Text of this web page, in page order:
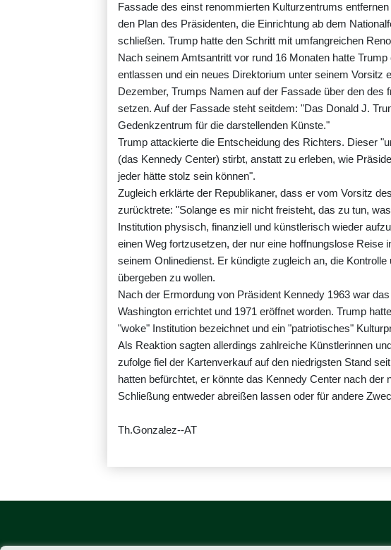
Fassade des einst renommierten Kulturzentrums
den Plan des Präsidenten, die Einrichtung ab dem
schließen. Trump hatte den Schritt mit umfangreichen
Nach seinem Amtsantritt vor rund 16 Monaten hatte
entlassen und ein neues Direktorium unter seinem Vorsitz
Dezember, Trumps Namen auf der Fassade über den des
setzen. Auf der Fassade steht seitdem: "Das Donald J.
Gedenkzentrum für die darstellenden Künste."
Trump attackierte die Entscheidung des Richters. Dieser
(das Kennedy Center) stirbt, anstatt zu erleben, wie
jeder hätte stolz sein können".
Zugleich erklärte der Republikaner, dass er vom Vorsitz
zurücktrete: "Solange es mir nicht freisteht, das zu tun,
Institution physisch, finanziell und künstlerisch wieder
einen Weg fortzusetzen, der nur eine hoffnungslose Reise
seinem Onlinedienst. Er kündigte zugleich an, die
übergeben zu wollen.
Nach der Ermordung von Präsident Kennedy 1963 war
Washington errichtet und 1971 eröffnet worden. Trump
"woke" Institution bezeichnet und ein "patriotisches"
Als Reaktion sagten allerdings zahlreiche Künstlerinnen
zufolge fiel der Kartenverkauf auf den niedrigsten Stand
hatten befürchtet, er könnte das Kennedy Center nach der
Schließung entweder abreißen lassen oder für andere
Th.Gonzalez--AT